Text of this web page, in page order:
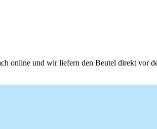
online und wir liefern den Beutel direkt vor